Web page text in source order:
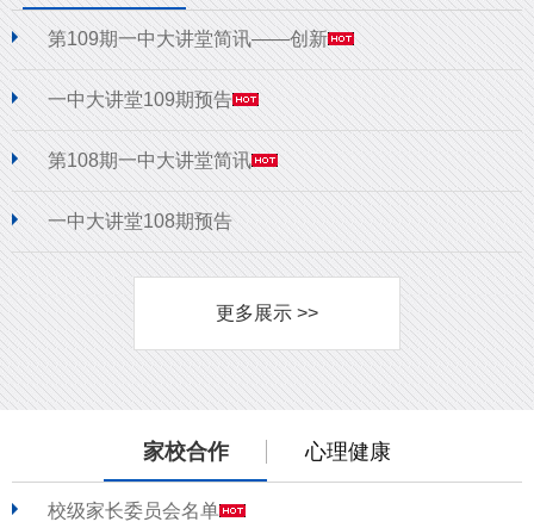
第109期一中大讲堂简讯——创新
一中大讲堂109期预告
第108期一中大讲堂简讯
一中大讲堂108期预告
更多展示 >>
家校合作 心理健康
校级家长委员会名单